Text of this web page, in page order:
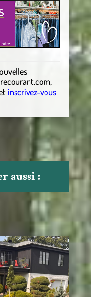
,
inscrivez-vous
aussi :